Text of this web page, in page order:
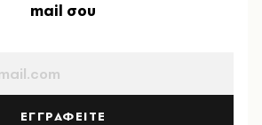
mail σου
ΕΓΓΡΑΦΕΙΤΕ